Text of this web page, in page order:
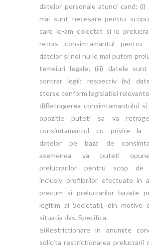
datelor personale atunci cand: (i)
mai sunt necesare pentru
care le-am colectat si le
retras consimtamantul pentru
datelor si noi nu le mai putem
temeiuri legale; (iii) datele sunt
contrar legii; respectiv (iv)
sterse conform legislatiei
d)Retragerea consimtamantului
opozitie puteti sa va
consimtamantul cu privire la
datelor pe baza de
asemenea va puteti
prelucrarilor pentru scop de
inclusiv profilarilor efectuate in
precum si prelucrarilor bazate
legitim al Societatii, din motive
situatia dvs. Specifica.
e)Restrictionare in anumite
solicita restrictionarea prelucrarii